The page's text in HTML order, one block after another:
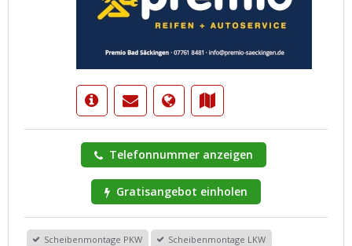
Telefonnummer anzeigen
Gratisangebot einholen
Scheibenmontage PKW Scheibenmontage LKW